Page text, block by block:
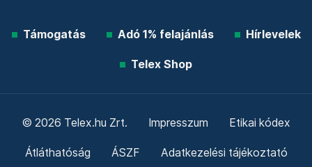
Támogatás Adó 1% felajánlás Hírlevelek
Telex Shop
© 2026 Telex.hu Zrt. Impresszum Etikai kódex
Átláthatóság ÁSZF Adatkezelési tájékoztató